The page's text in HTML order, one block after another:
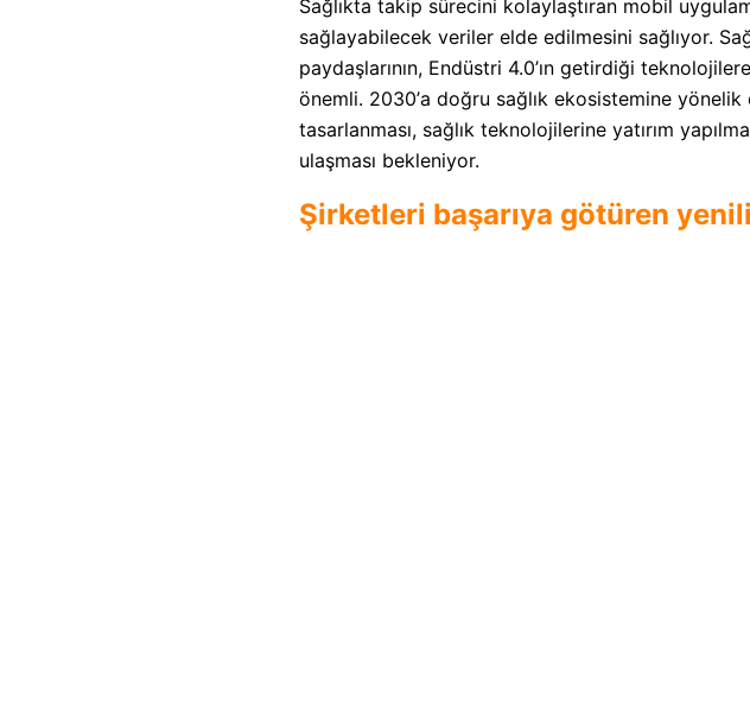
Sağlıkta takip sürecini kolaylaştıran mobil
sağlayabilecek veriler elde edilmesini sağlıyor.
paydaşlarının, Endüstri 4.0’ın getirdiği
önemli. 2030’a doğru sağlık ekosistemine
tasarlanması, sağlık teknolojilerine yatırım
ulaşması bekleniyor.
Şirketleri başarıya götüren